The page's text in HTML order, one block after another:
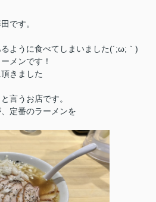
です。
ように食べてしまいました(´;ω;｀)
メンです！
きました
言うお店です。
定番のラーメンを